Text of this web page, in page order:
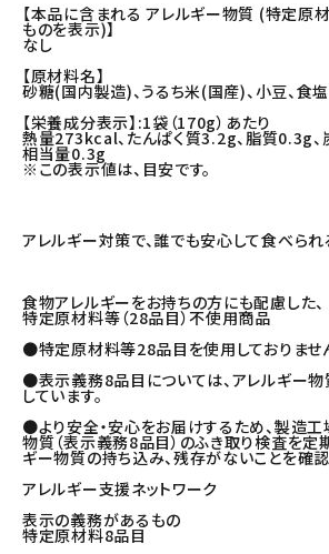
【本品に含まれる アレルギー物質 (特定原
ものを表示)】
なし
【原材料名】
砂糖(国内製造)、うるち米(国産)、小豆、食
【栄養成分表示】:1袋（170g）あたり
熱量273kcal、たんぱく質3.2g、脂質0.3g
相当量0.3g
※この表示値は、目安です。
アレルギー対策で、誰でも安心して食べられ
食物アレルギーをお持ちの方にも配慮した、
特定原材料等（28品目）不使用商品
●特定原材料等28品目を使用しておりませ
●表示義務8品目については、アレルギー
しています。
●より安全・安心をお届けするため、製造工
物質（表示義務8品目）のふき取り検査を定
ギー物質の持ち込み、残存がないことを確認
アレルギー支援ネットワーク
表示の義務があるもの
特定原材料8品目